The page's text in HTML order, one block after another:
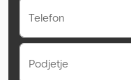
Telefon
Podjetje